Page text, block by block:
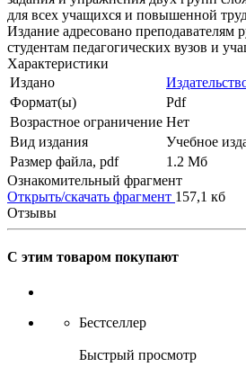
для всех учащихся и повышенной
Издание адресовано преподавателям
студентам педагогических вузов и
Характеристики
Издано
Формат(ы)
Pdf
Возрастное ограничение Нет
Вид издания
Учебное
Размер файла, pdf
1.2 Mб
Ознакомительный фрагмент
Открыть/скачать фрагмент 157,1 кб
Отзывы
С этим товаром покупают
Бестселлер
Быстрый просмотр